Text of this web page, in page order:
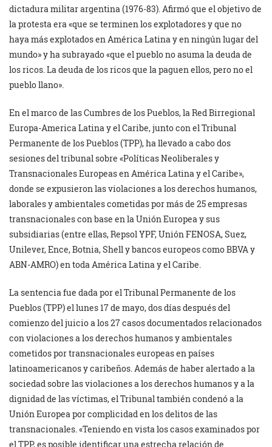
dictadura militar argentina (1976-83). Afirmó que el objetivo de
la protesta era «que se terminen los explotadores y que no
haya más explotados en América Latina y en ningún lugar del
mundo» y ha subrayado «que el pueblo no asuma la deuda de
los ricos. La deuda de los ricos que la paguen ellos, pero no el
pueblo llano».
En el marco de las Cumbres de los Pueblos, la Red Birregional
Europa-America Latina y el Caribe, junto con el Tribunal
Permanente de los Pueblos (TPP), ha llevado a cabo dos
sesiones del tribunal sobre «Políticas Neoliberales y
Transnacionales Europeas en América Latina y el Caribe»,
donde se expusieron las violaciones a los derechos humanos,
laborales y ambientales cometidas por más de 25 empresas
transnacionales con base en la Unión Europea y sus
subsidiarias (entre ellas, Repsol YPF, Unión FENOSA, Suez,
Unilever, Ence, Botnia, Shell y bancos europeos como BBVA y
ABN-AMRO) en toda América Latina y el Caribe.
La sentencia fue dada por el Tribunal Permanente de los
Pueblos (TPP) el lunes 17 de mayo, dos días después del
comienzo del juicio a los 27 casos documentados relacionados
con violaciones a los derechos humanos y ambientales
cometidos por transnacionales europeas en países
latinoamericanos y caribeños. Además de haber alertado a la
sociedad sobre las violaciones a los derechos humanos y a la
dignidad de las víctimas, el Tribunal también condenó a la
Unión Europea por complicidad en los delitos de las
transnacionales. «Teniendo en vista los casos examinados por
el TPP, es posible identificar una estrecha relación de